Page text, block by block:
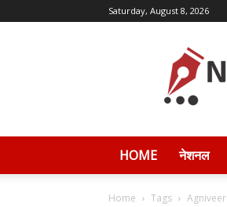
Saturday, August 8, 2026
HOME नेशनल
Home Tags Agniveer